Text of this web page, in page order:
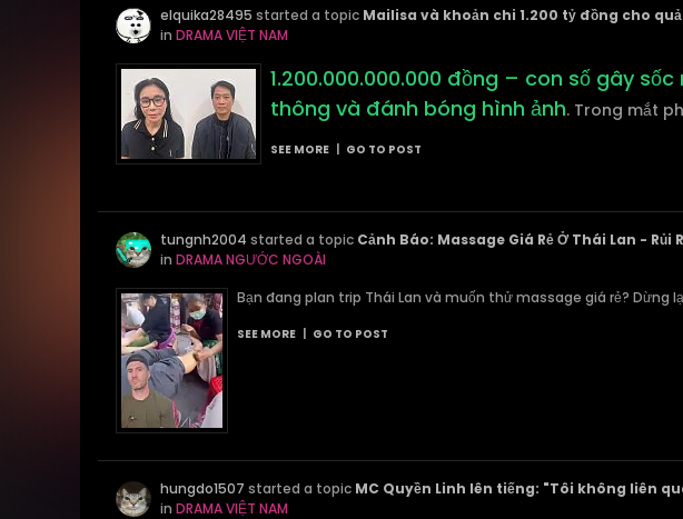
elquika28495 started a topic Mailisa và khoản chi 1.200 tỷ đồng cho
in DRAMA VIỆT NAM
1.200.000.000.000 đồng – con số gây
thông và đánh bóng hình ảnh. Trong mắt
SEE MORE GO TO POST
tungnh2004 started a topic Cảnh Báo: Massage Giá Rẻ Ở Thái Lan - Rủi
in DRAMA NGƯỚC NGOÀI
Bạn đang plan trip Thái Lan và muốn thử massage giá rẻ? Dừng
SEE MORE GO TO POST
hungdo1507 started a topic MC Quyền Linh lên tiếng: "Tôi không liên
in DRAMA VIỆT NAM